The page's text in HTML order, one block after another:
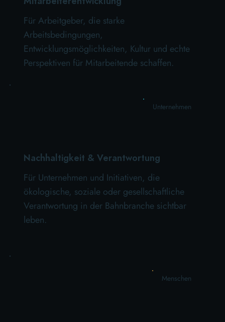
Für Arbeitgeber, die starke
Arbeitsbedingungen,
Entwicklungsmöglichkeiten, Kultur und echte
Perspektiven für Mitarbeitende schaffen.
Nachhaltigkeit & Verantwortung
Für Unternehmen und Initiativen, die
ökologische, soziale oder gesellschaftliche
Verantwortung in der Bahnbranche sichtbar
leben.
Unternehmen
Menschen